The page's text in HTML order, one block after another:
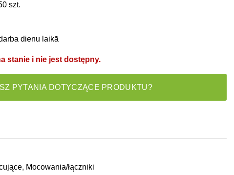
szt.
dienu laikā
stanie i nie jest dostępny.
PYTANIA DOTYCZĄCE PRODUKTU?
, Mocowania/łączniki